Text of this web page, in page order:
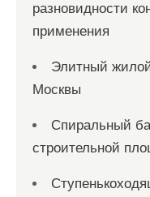
разновидности
применения
Элитный
Москвы
Спиральный
строительной